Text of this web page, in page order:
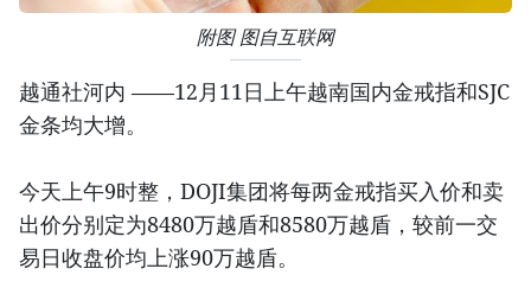
附图 图自互联网
越通社河内 ——12月11日上午越南国内金戒指和SJC
金条均大增。
今天上午9时整，DOJI集团将每两金戒指买入价和卖
出价分别定为8480万越盾和8580万越盾，较前一交
易日收盘价均上涨90万越盾。